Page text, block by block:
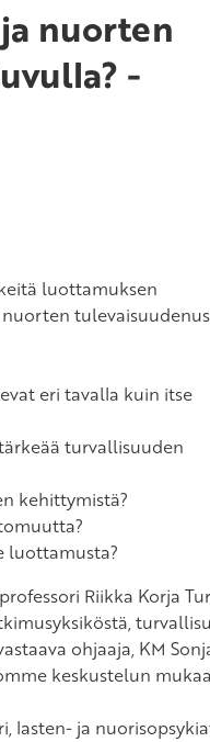
nuorten
-
luottamuksen
eri tavalla kuin itse
turvallisuuden
kehittymistä?
luottamusta?
Riikka Korja
ohjaaja, KM
keskustelun
lasten- ja